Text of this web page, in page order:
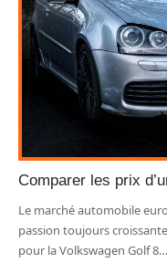
Comparer les prix
Le marché automobile
passion toujours
pour la Volkswagen Golf 8…